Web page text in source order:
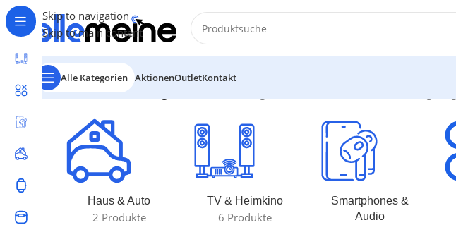
Skip to navigation
Skip to main content
Alle Kategorien AktionenOutletKontakt
Start/Produkte verschlagwortet mit „etb“
Haus & Auto
2 Produkte
TV & Heimkino
6 Produkte
Smartphones &
Audio